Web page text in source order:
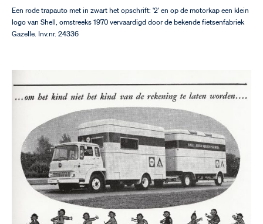
Een rode trapauto met in zwart het opschrift: '2' en op de motorkap een klein
logo van Shell, omstreeks 1970 vervaardigd door de bekende fietsenfabriek
Gazelle. Inv.nr. 24336